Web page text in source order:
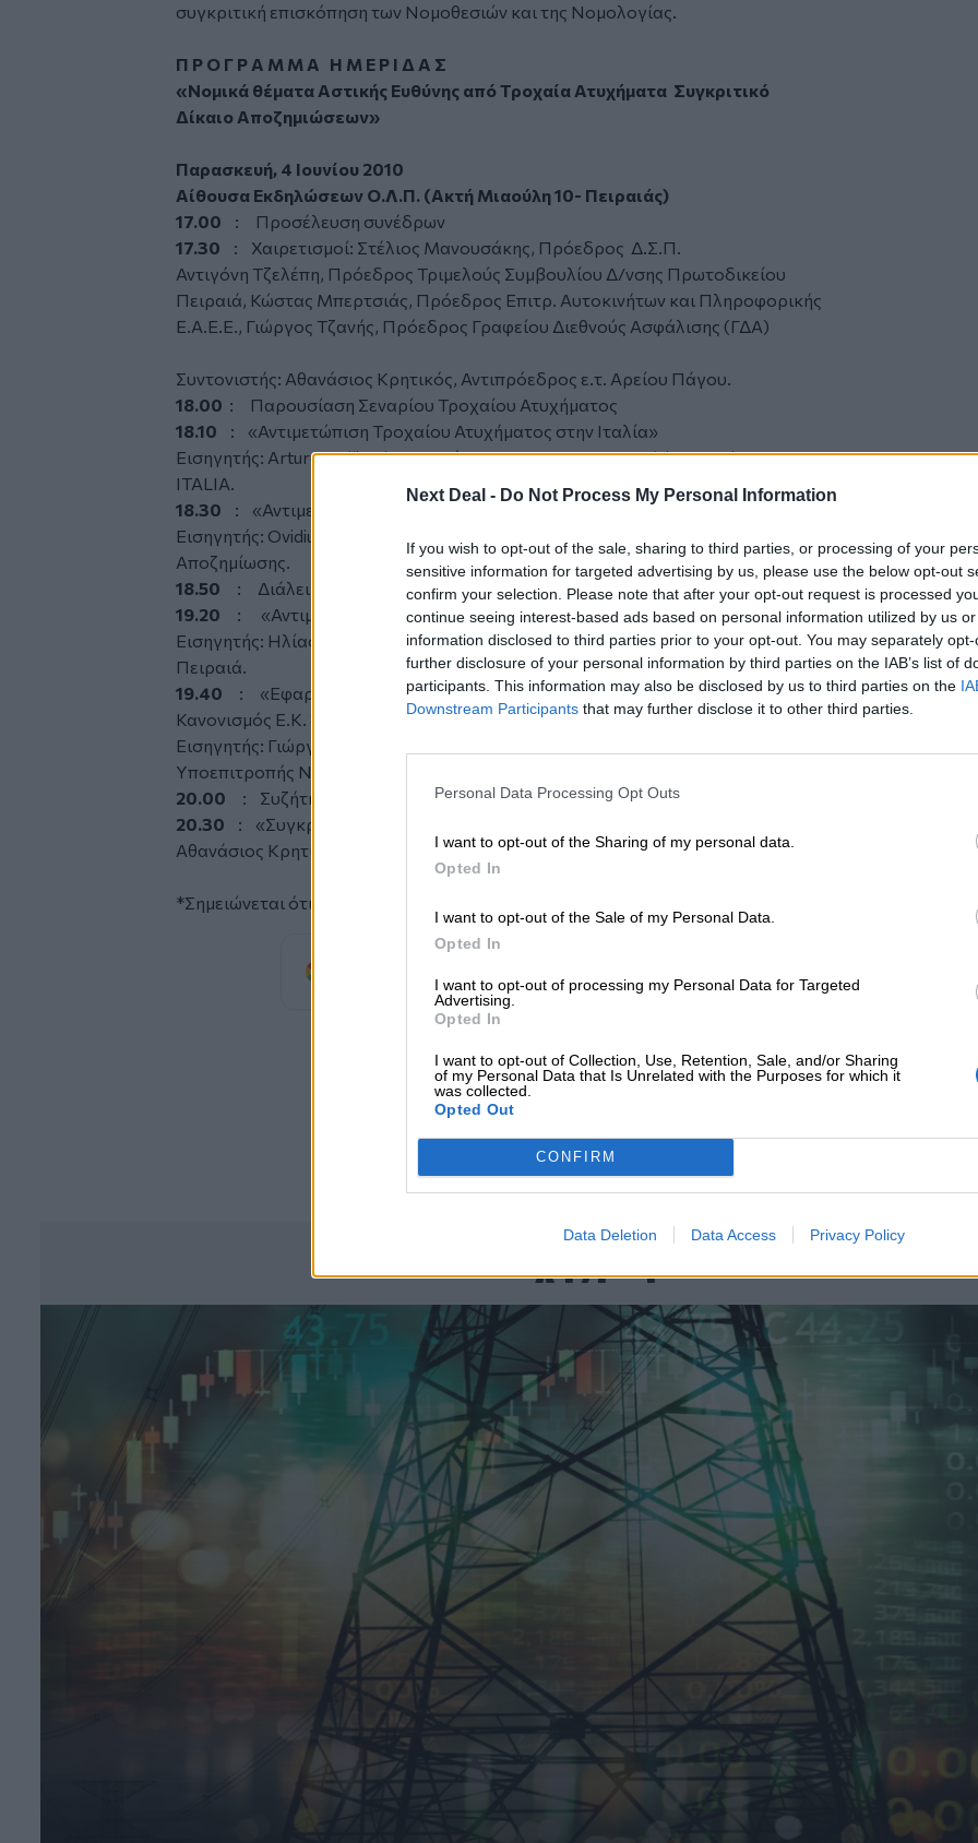
Next Deal - Do Not Process My Personal Information
If you wish to opt-out of the sale, sharing to third parties, or processing of your
sensitive information for targeted advertising by us, please use the below opt-out
confirm your selection. Please note that after your opt-out request is processed
continue seeing interest-based ads based on personal information utilized by us
information disclosed to third parties prior to your opt-out. You may separately
further disclosure of your personal information by third parties on the IAB’s list of
participants. This information may also be disclosed by us to third parties on the
Downstream Participants that may further disclose it to other third parties.
Personal Data Processing Opt Outs
I want to opt-out of the Sharing of my personal data.
Opted In
I want to opt-out of the Sale of my Personal Data.
Opted In
I want to opt-out of processing my Personal Data for Targeted
Advertising.
Opted In
I want to opt-out of Collection, Use, Retention, Sale, and/or Sharing
of my Personal Data that Is Unrelated with the Purposes for which it
was collected.
Opted Out
CONFIRM
Data Deletion Data Access Privacy Policy
συγκριτική επισκόπηση των Νομοθεσιών και της Νομολογίας.
Π Ρ Ο Γ Ρ Α Μ Μ Α Η Μ Ε Ρ Ι Δ Α Σ
«Νομικά θέματα Αστικής Ευθύνης από Τροχαία Ατυχήματα Συγκριτικό
Δίκαιο Αποζημιώσεων»
Παρασκευή, 4 Ιουνίου 2010
Αίθουσα Εκδηλώσεων Ο.Λ.Π. (Ακτή Μιαούλη 10- Πειραιάς)
17.00
: Προσέλευση συνέδρων
17.30
: Χαιρετισμοί: Στέλιος Μανουσάκης, Πρόεδρος Δ.Σ.Π.
Αντιγόνη Τζελέπη, Πρόεδρος Τριμελούς Συμβουλίου Δ/νσης Πρωτοδικείου
Πειραιά, Κώστας Μπερτσιάς, Πρόεδρος Επιτρ. Αυτοκινήτων και Πληροφορικής
Ε.Α.Ε.Ε., Γιώργος Τζανής, Πρόεδρος Γραφείου Διεθνούς Ασφάλισης (ΓΔΑ)
Συντονιστής: Αθανάσιος Κρητικός, Αντιπρόεδρος ε.τ. Αρείου Πάγου.
18.00 : Παρουσίαση Σεναρίου Τροχαίου Ατυχήματος
18.10
: «Αντιμετώπιση Τροχαίου Ατυχήματος στην Ιταλία»
Εισηγητής: Arturo Dell'Isola, Δικηγόρος, Manager DEKRA Claims Services
ITALIA.
18.30
: «Αντιμετώπιση Τροχαίου Ατυχήματος στη Ρουμανία»
Εισηγητής: Ovidiu Ciobanu, Δικηγόρος, Πρόεδρος του Ρουμανικού Οργανισμού
Αποζημίωσης.
18.50
: Διάλειμμα-Καφές
19.20
: «Αντιμετώπιση Τροχαίου Ατυχήματος στην Ελλάδα»
Εισηγητής: Ηλίας Κλάππας, Δικηγόρος, Σύμβουλος Δικηγορικού Συλλόγου
Πειραιά.
19.40
: «Εφαρμοστέο Δίκαιο επί εξωσυμβατικών ενοχών (ROME II) -
Κανονισμός Ε.Κ. 864/2007»
Εισηγητής: Γιώργος Τζανής, Δικηγόρος, Πρόεδρος ΓΔΑ, Πρόεδρος
Υποεπιτροπής Νομικών Θεμάτων Κλάδου Αυτοκινήτου Ε.Α.Ε.Ε..
20.00
: Συζήτηση
20.30 : «Συγκριτική Επισκόπηση Νομοθεσιών και Νομολογίας»
Αθανάσιος Κρητικός, Αντιπρόεδρος ε.τ. Αρείου Πάγου.
*Σημειώνεται ότι θα υπάρχει ταυτόχρονη διερμηνεία
Προσθέστε το
προτιμώμενη πηγή ενημέρωσης στο Google